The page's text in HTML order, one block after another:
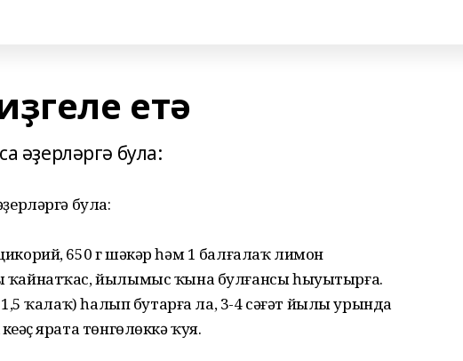
етә
әҙерләргә була:
була:
650 г шәкәр һәм 1 балғалаҡ лимон
ҡайнатҡас, йылымыс ҡына булғансы һыуытырға.
1,5 ҡалаҡ) һалып бутарға ла, 3-4 сәғәт йылы урында
ярата төнгөлөккә ҡуя.